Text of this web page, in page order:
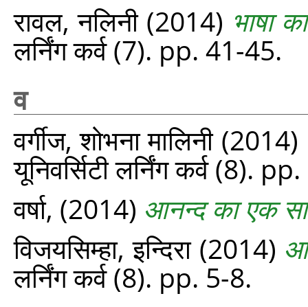
रावल, नलिनी(2014) भाषा
लर्निंग कर्व (7). pp. 41-45.
व
वर्गीज, शोभना मालिनी(2014)
यूनिवर्सिटी लर्निंग कर्व (8).
वर्षा, (2014) आनन्द का एक
विजयसिम्हा, इन्दिरा(2014)
लर्निंग कर्व (8). pp. 5-8.